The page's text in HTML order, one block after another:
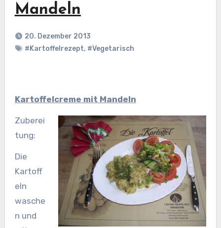
Mandeln
20. Dezember 2013
#Kartoffelrezept, #Vegetarisch
Kartoffelcreme mit Mandeln
Zuberei
tung:
Die
Kartoff
eln
wasche
n und